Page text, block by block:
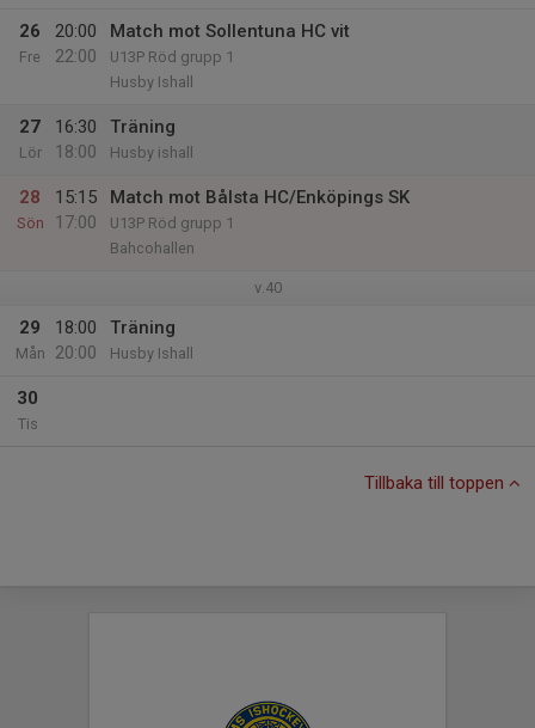
26
Fre
20:00
22:00
Match mot Sollentuna HC vit
U13P Röd grupp 1
Husby Ishall
27
Lör
16:30
18:00
Träning
Husby ishall
28
Sön
15:15
17:00
Match mot Bålsta HC/Enköpings SK
U13P Röd grupp 1
Bahcohallen
v.40
29
Mån
18:00
20:00
Träning
Husby Ishall
30
Tis
Tillbaka till toppen